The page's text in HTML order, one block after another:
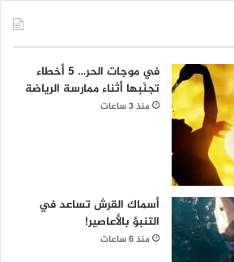
في موجات الحر… 5 أخطاء
تجنّبها أثناء ممارسة الرياضة
منذ 3 ساعات
أسماك القرش تساعد في
التنبؤ بالأعاصير!
منذ 6 ساعات